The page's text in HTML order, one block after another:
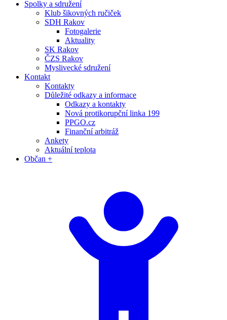
Spolky a sdružení
Klub šikovných ručiček
SDH Rakov
Fotogalerie
Aktuality
SK Rakov
ČZS Rakov
Myslivecké sdružení
Kontakt
Kontakty
Důležité odkazy a informace
Odkazy a kontakty
Nová protikorupční linka 199
PPGO.cz
Finanční arbitráž
Ankety
Aktuální teplota
Občan +